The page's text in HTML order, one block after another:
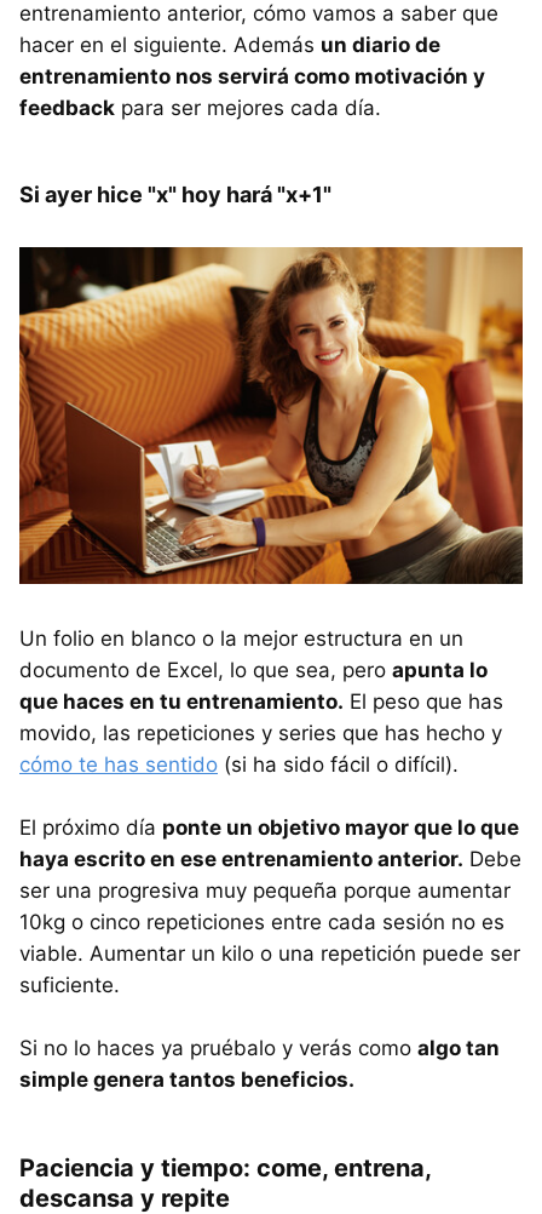
entrenamiento anterior, cómo vamos a saber que
hacer en el siguiente. Además un diario de
entrenamiento nos servirá como motivación y
feedback para ser mejores cada día.
Si ayer hice "x" hoy hará "x+1"
Un folio en blanco o la mejor estructura en un
documento de Excel, lo que sea, pero apunta lo
que haces en tu entrenamiento. El peso que has
movido, las repeticiones y series que has hecho y
cómo te has sentido (si ha sido fácil o difícil).
El próximo día ponte un objetivo mayor que lo que
haya escrito en ese entrenamiento anterior. Debe
ser una progresiva muy pequeña porque aumentar
10kg o cinco repeticiones entre cada sesión no es
viable. Aumentar un kilo o una repetición puede ser
suficiente.
Si no lo haces ya pruébalo y verás como algo tan
simple genera tantos beneficios.
Paciencia y tiempo: come, entrena,
descansa y repite